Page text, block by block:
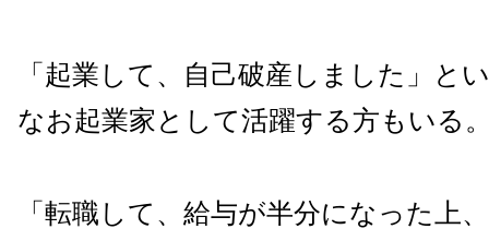
「起業して、自己破産しました」と
なお起業家として活躍する方もいる
「転職して、給与が半分になった上